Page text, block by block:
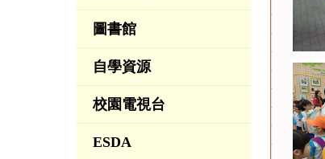
圖書館
自學資源
校園電視台
ESDA